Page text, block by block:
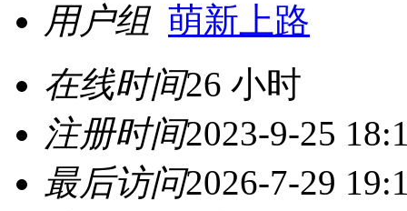
用户组 萌新上路
在线时间26 小时
注册时间2023-9-25
最后访问2026-7-29